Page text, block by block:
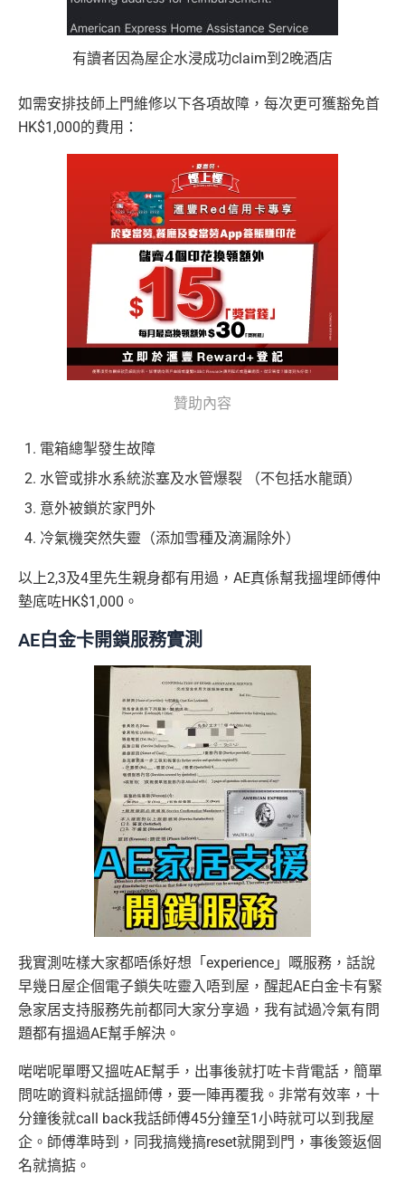
有讀者因為屋企水浸成功claim到2晚酒店
如需安排技師上門維修以下各項故障，每次更可獲豁免首
HK$1,000的費用：
贊助內容
電箱總掣發生故障
水管或排水系統淤塞及水管爆裂 （不包括水龍頭）
意外被鎖於家門外
冷氣機突然失靈（添加雪種及滴漏除外）
以上2,3及4里先生親身都有用過，AE真係幫我搵埋師傅仲
墊底咗HK$1,000。
AE白金卡開鎖服務實測
我實測咗樣大家都唔係好想「experience」嘅服務，話說
早幾日屋企個電子鎖失咗靈入唔到屋，醒起AE白金卡有緊
急家居支持服務先前都同大家分享過，我有試過冷氣有問
題都有搵過AE幫手解決。
啱啱呢單嘢又搵咗AE幫手，出事後就打咗卡背電話，簡單
問咗啲資料就話搵師傅，要一陣再覆我。非常有效率，十
分鐘後就call back我話師傅45分鐘至1小時就可以到我屋
企。師傅準時到，同我搞幾搞reset就開到門，事後簽返個
名就搞掂。